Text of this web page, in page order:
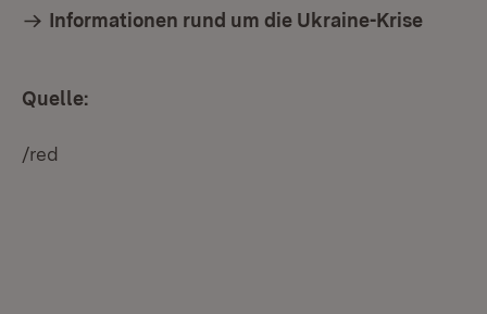
Informationen rund um die Ukraine-Krise
Quelle:
/red